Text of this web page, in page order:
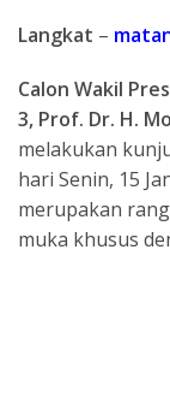
e
b
o
o
k
ai
l
Langkat –
Calon Wakil
3, Prof. Dr. H.
melakukan
hari Senin, 15
merupakan
muka khusus